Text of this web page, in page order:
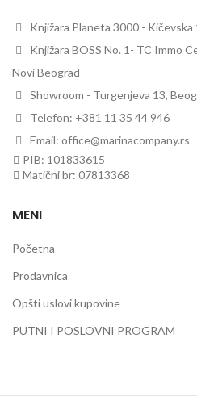
Knjižara Planeta 3000 - Kičevska
Knjižara BOSS No. 1- TC Immo
Novi Beograd
Showroom - Turgenjeva 13,
Telefon: +381 11 35 44 946
Email: office@marinacompany.rs
PIB: 101833615
Matični br: 07813368
MENI
Početna
Prodavnica
Opšti uslovi kupovine
PUTNI I POSLOVNI PROGRAM